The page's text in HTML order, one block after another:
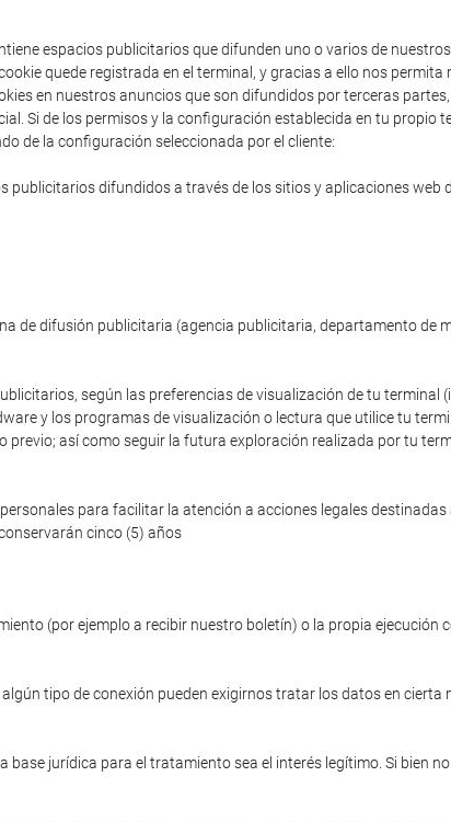
espacios publicitarios que difunden uno o varios de
quede registrada en el terminal, y gracias a ello nos permita
en nuestros anuncios que son difundidos por terceras
Si de los permisos y la configuración establecida en tu propio
de la configuración seleccionada por el cliente:
difundidos a través de los sitios y aplicaciones web
de difusión publicitaria (agencia publicitaria, departamento de
según las preferencias de visualización de tu terminal
y los programas de visualización o lectura que utilice tu
así como seguir la futura exploración realizada por tu
para facilitar la atención a acciones legales
cinco (5) años
(por ejemplo a recibir nuestro boletín) o la propia ejecución
tipo de conexión pueden exigirnos tratar los datos en cierta
jurídica para el tratamiento sea el interés legítimo. Si bien